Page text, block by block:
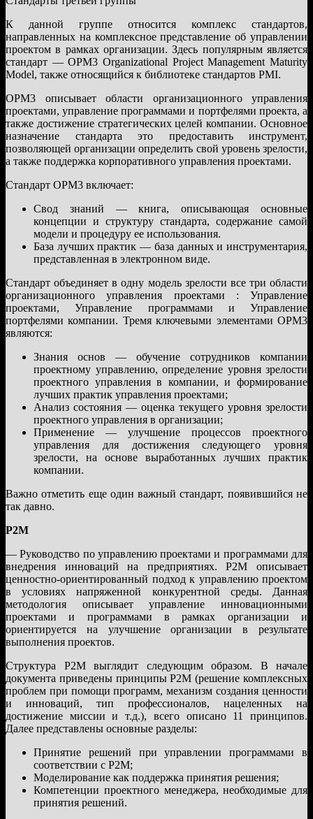
К данной группе относится комплекс стандартов,
направленных на комплексное представление об управлении
проектом в рамках организации. Здесь популярным является
стандарт — OPM3 Organizational Project Management Maturity
Model, также относящийся к библиотеке стандартов PMI.
OPM3 описывает области организационного управления
проектами, управление программами и портфелями проекта, а
также достижение стратегических целей компании. Основное
назначение стандарта это предоставить инструмент,
позволяющей организации определить свой уровень зрелости,
а также поддержка корпоративного управления проектами.
Стандарт OPM3 включает:
Свод знаний — книга, описывающая основные
концепции и структуру стандарта, содержание самой
модели и процедуру ее использования.
База лучших практик — база данных и инструментария,
представленная в электронном виде.
Стандарт объединяет в одну модель зрелости все три области
организационного управления проектами : Управление
проектами, Управление программами и Управление
портфелями компании. Тремя ключевыми элементами OPM3
являются:
Знания основ — обучение сотрудников компании
проектному управлению, определение уровня зрелости
проектного управления в компании, и формирование
лучших практик управления проектами;
Анализ состояния — оценка текущего уровня зрелости
проектного управления в организации;
Применение — улучшение процессов проектного
управления для достижения следующего уровня
зрелости, на основе выработанных лучших практик
компании.
Важно отметить еще один важный стандарт, появившийся не
так давно.
P2M
— Руководство по управлению проектами и программами для
внедрения инноваций на предприятиях. P2M описывает
ценностно-ориентированный подход к управлению проектом
в условиях напряженной конкурентной среды. Данная
методология описывает управление инновационными
проектами и программами в рамках организации и
ориентируется на улучшение организации в результате
выполнения проектов.
Структура Р2М выглядит следующим образом. В начале
документа приведены принципы P2M (решение комплексных
проблем при помощи программ, механизм создания ценности
и инноваций, тип профессионалов, нацеленных на
достижение миссии и т.д.), всего описано 11 принципов.
Далее представлены основные разделы:
Принятие решений при управлении программами в
соответствии с P2M;
Моделирование как поддержка принятия решения;
Компетенции проектного менеджера, необходимые для
принятия решений.